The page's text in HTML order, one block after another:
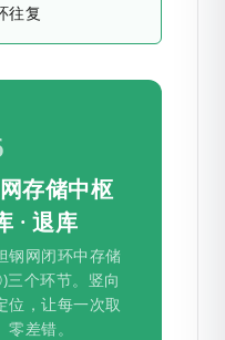
往复
存储中枢
· 退库
钢网闭环中存储
个环节。竖向
位，让每一次取
差错。